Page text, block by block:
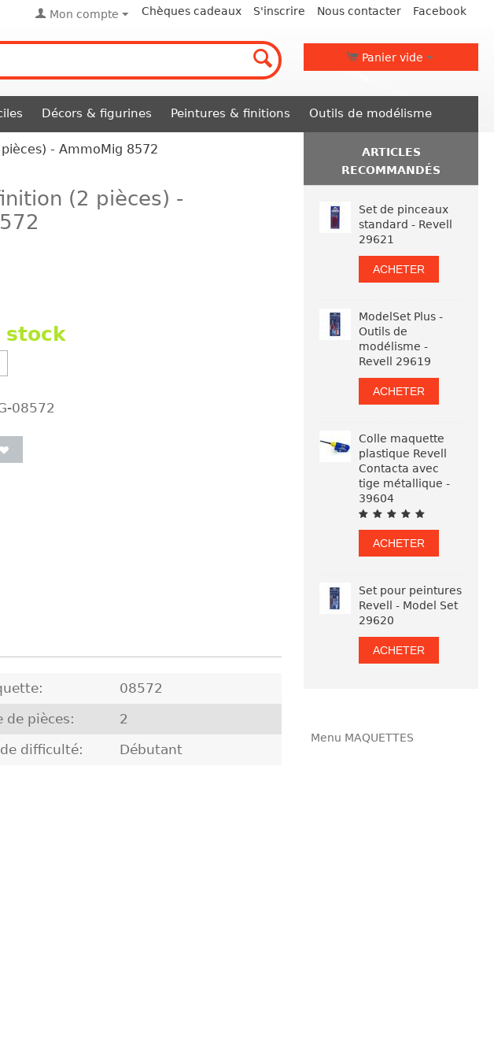
Chèques cadeaux S'inscrire Nous contacter Facebook
Mon compte
Panier vide
Décors & figurines Peintures & finitions Outils de modélisme
- AmmoMig 8572
(2 pièces) -
stock
08572
08572
de pièces: 2
difficulté: Débutant
ARTICLES
RECOMMANDÉS
Set de pinceaux
standard - Revell
29621
ACHETER
ModelSet Plus -
Outils de
modélisme -
Revell 29619
ACHETER
Colle maquette
plastique Revell
Contacta avec
tige métallique -
39604
ACHETER
Set pour peintures
Revell - Model Set
29620
ACHETER
Menu MAQUETTES